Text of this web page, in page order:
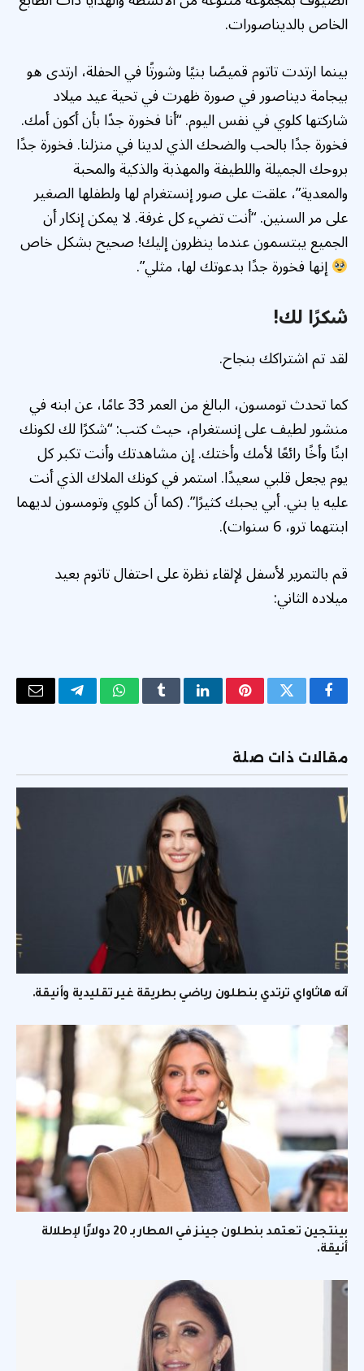
الخاص بالديناصورات.
بينما ارتدت تاتوم قميصًا بنيًا وشورتًا في الحفلة، ارتدى هو
بيجامة ديناصور في صورة ظهرت في تحية عيد ميلاد
شاركتها كلوي في نفس اليوم. “أنا فخورة جدًا بأن أكون أمك.
فخورة جدًا بالحب والضحك الذي لدينا في منزلنا. فخورة جدًا
بروحك الجميلة واللطيفة والمهذبة والذكية والمحبة
والمعدية”، علقت على صور إنستغرام لها ولطفلها الصغير
على مر السنين. “أنت تضيء كل غرفة. لا يمكن إنكار أن
الجميع يبتسمون عندما ينظرون إليك! صحيح بشكل خاص
إنها فخورة جدًا بدعوتك لها، مثلي”.
شكرًا لك!
لقد تم اشتراكك بنجاح.
كما تحدث تومسون، البالغ من العمر 33 عامًا، عن ابنه في
منشور لطيف على إنستغرام، حيث كتب: “شكرًا لك لكونك
ابنًا وأخًا رائعًا لأمك وأختك. إن مشاهدتك وأنت تكبر كل
يوم يجعل قلبي سعيدًا. استمر في كونك الملاك الذي أنت
عليه يا بني. أبي يحبك كثيرًا”. (كما أن كلوي وتومسون لديهما
ابنتهما ترو، 6 سنوات).
قم بالتمرير لأسفل لإلقاء نظرة على احتفال تاتوم بعيد
ميلاده الثاني:
فيسبوكتويتر بينتيريستلينكدإنTumblrواتسابتيلقرامالبريد
مقالات ذات صلة
آنه هاثاواي ترتدي بنطلون رياضي بطريقة غير تقليدية وأنيقة.
بينتجين تعتمد بنطلون جينز في المطار بـ 20 دولارًا لإطلالة
أنيقة.